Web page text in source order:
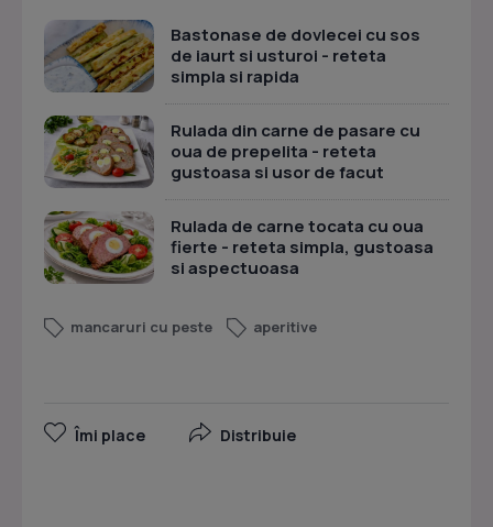
Bastonase de dovlecei cu sos
de iaurt si usturoi - reteta
simpla si rapida
Rulada din carne de pasare cu
oua de prepelita - reteta
gustoasa si usor de facut
Rulada de carne tocata cu oua
fierte - reteta simpla, gustoasa
si aspectuoasa
mancaruri cu peste aperitive
Îmi place Distribuie